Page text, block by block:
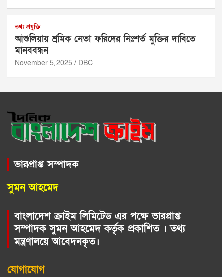
তথ্য প্রযুক্তি
আশুলিয়ায় শ্রমিক নেতা ফরিদের নিঃশর্ত মুক্তির দাবিতে
মানববন্ধন
November 5, 2025 DBC
ভারপ্রাপ্ত সম্পাদক
সুমন আহমেদ
বাংলাদেশ ক্রাইম লিমিটেড এর পক্ষে ভারপ্রাপ্ত
সম্পাদক সুমন আহমেদ কর্তৃক প্রকাশিত । তথ্য
মন্ত্রণালয়ে আবেদনকৃত।
যোগাযোগ